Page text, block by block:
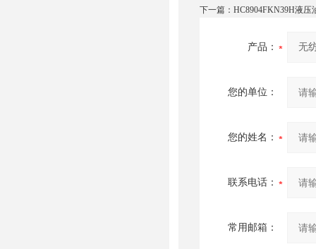
下一篇： HC8904FKN39H液压
产品：
您的单位：
您的姓名：
联系电话：
常用邮箱：